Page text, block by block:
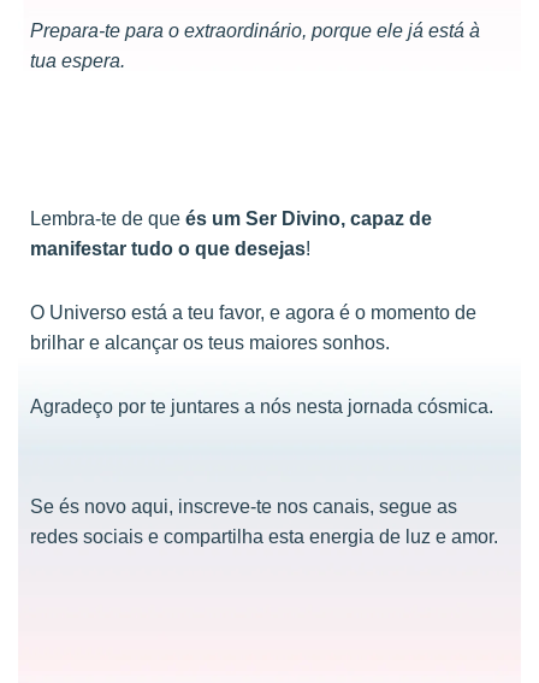
Prepara-te para o extraordinário, porque ele já está à
tua espera.
Lembra-te de que és um Ser Divino, capaz de
manifestar tudo o que desejas!
O Universo está a teu favor, e agora é o momento de
brilhar e alcançar os teus maiores sonhos.
Agradeço por te juntares a nós nesta jornada cósmica.
Se és novo aqui, inscreve-te nos canais, segue as
redes sociais e compartilha esta energia de luz e amor.